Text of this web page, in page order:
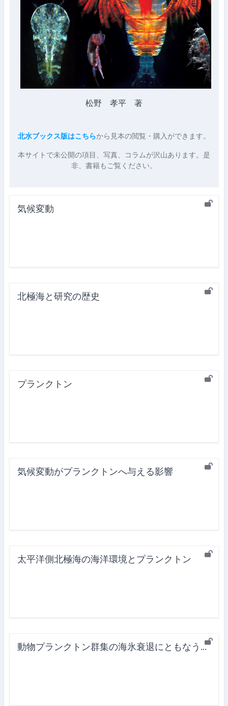
松野 孝平 著
北水ブックス版はこちらから見本の閲覧・購入ができます。
本サイトで未公開の項目、写真、コラムが沢山あります。是
非、書籍もご覧ください。
気候変動
北極海と研究の歴史
プランクトン
気候変動がプランクトンへ与える影響
太平洋側北極海の海洋環境とプランクトン
動物プランクトン群集の海氷衰退にともなう変化